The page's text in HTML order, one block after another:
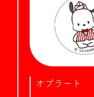
オブラート